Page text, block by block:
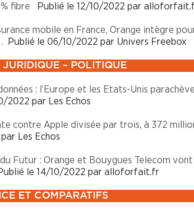
fibre Publié le 12/10/2022 par
mobile en France, Orange intègre
Publié le 06/10/2022 par Univers Freebox
JURIDIQUE – POLITIQUE
: l’Europe et les Etats-Unis
2022 par Les Echos
contre Apple divisée par trois, à 372
Les Echos
Futur : Orange et Bouygues Telecom
le 14/10/2022 par alloforfait.fr
ET COMPARATIFS